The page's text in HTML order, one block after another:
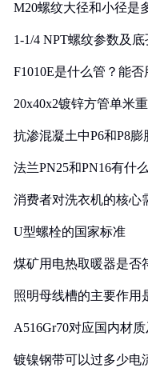
M20螺纹大径和小径是
1-1/4 NPT螺纹参数及
F1010E是什么管？能否
20x40x2镀锌方管单米
抗渗混凝土中P6和P8
法兰PN25和PN16有什
消费者对洗衣机的核心
U型螺栓的国家标准
煤矿用电热取暖器是否
照明母线槽的主要作用
A516Gr70对应国内材
镀镍钢带可以过多少电